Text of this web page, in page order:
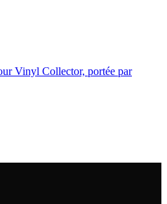
Vinyl Collector, portée par